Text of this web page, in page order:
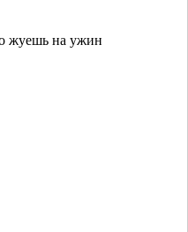
жуешь на ужин